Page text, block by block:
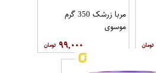
مربا زرشک 350 گرم
موسوی
۹۹,۰۰۰